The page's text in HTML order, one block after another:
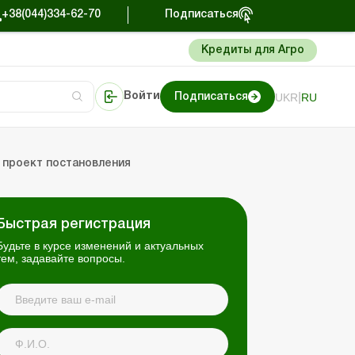
+38(044)334-62-70 Подписаться
Кредиты для Агро
Войти Подписаться UKR RU
постановления
регистрация
в курсе изменений и актуальных
задавайте вопросы.